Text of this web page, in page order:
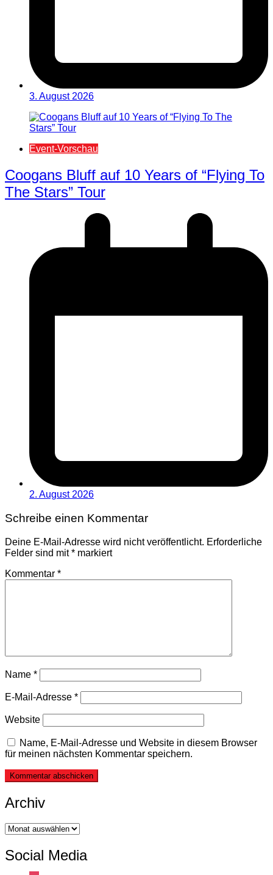
3. August 2026
Event-Vorschau
Coogans Bluff auf 10 Years of “Flying To
The Stars” Tour
2. August 2026
Schreibe einen Kommentar
Deine E-Mail-Adresse wird nicht veröffentlicht. Erforderliche
Felder sind mit* markiert
Kommentar *
Name *
E-Mail-Adresse *
Website
Name, E-Mail-Adresse und Website in diesem Browser
für meinen nächsten Kommentar speichern.
Archiv
Archiv
Social Media